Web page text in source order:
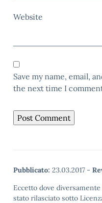
Website
Save my name, email,
the next time I
Pubblicato: 23.03.2017 -
Eccetto dove
stato rilasciato sotto